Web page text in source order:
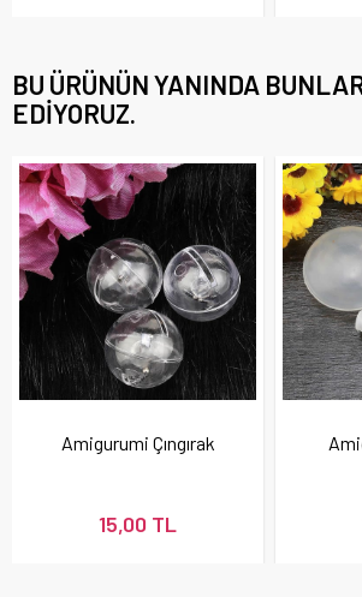
BU ÜRÜNÜN YANINDA
EDIYORUZ.
Amigurumi Çıngırak
15,00 TL